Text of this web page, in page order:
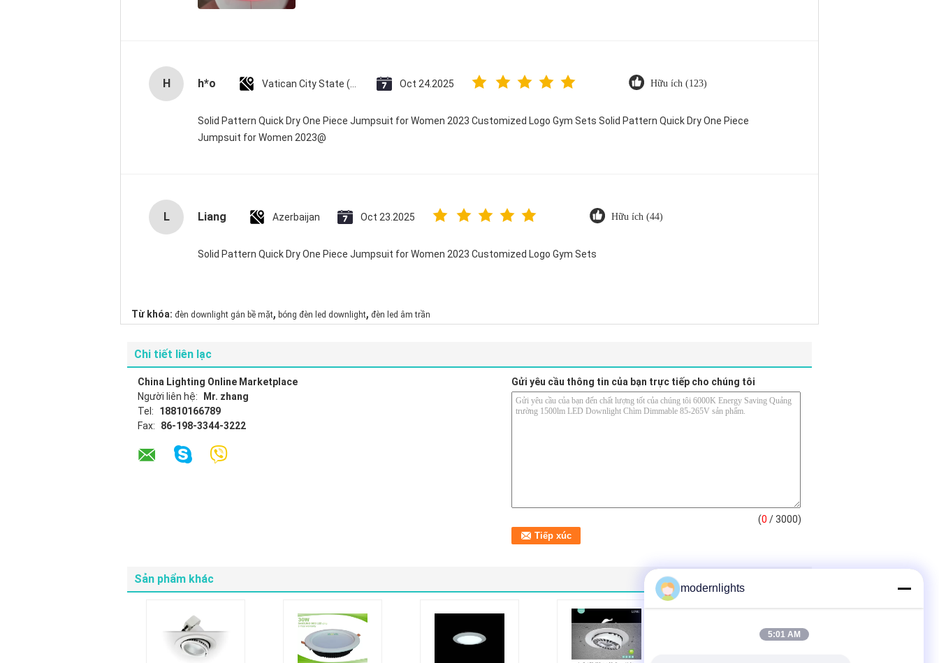
H h*o Oct 24.2025 Hữu ích (123)
Solid Pattern Quick Dry One Piece Jumpsuit for Women 2023 Customized Logo Gym Sets Solid Pattern Quick Dry One Piece
Jumpsuit for Women 2023@
L Liang Azerbaijan Oct 23.2025 Hữu ích (44)
Solid Pattern Quick Dry One Piece Jumpsuit for Women 2023 Customized Logo Gym Sets
Từ khóa: đèn downlight gắn bề mặt, bóng đèn led downlight, đèn led âm trần
Chi tiết liên lạc
China Lighting Online Marketplace
Người liên hệ:
Mr. zhang
Tel:
18810166789
Fax:
86-198-3344-3222
Gửi yêu cầu thông tin của bạn trực tiếp cho chúng tôi
(0 / 3000)
Sản phẩm khác
modernlights
5:01 AM